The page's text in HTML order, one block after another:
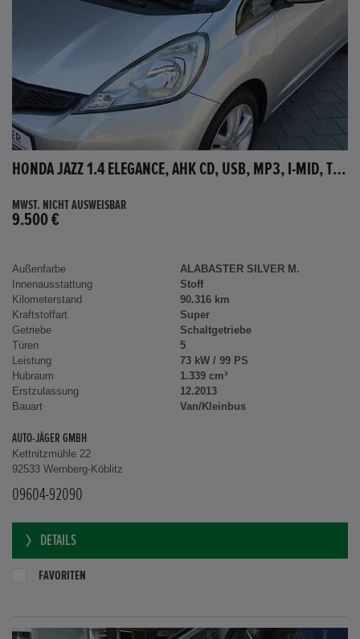
HONDA JAZZ 1.4 ELEGANCE, AHK CD, USB, MP3, I-MID, TEMPOMAT, AUX-IN
MWST. NICHT AUSWEISBAR
9.500 €
Außenfarbe
ALABASTER SILVER M.
Innenausstattung
Stoff
Kilometerstand
90.316 km
Kraftstoffart
Super
Getriebe
Schaltgetriebe
Türen
5
Leistung
73 kW / 99 PS
Hubraum
1.339 cm³
Erstzulassung
12.2013
Bauart
Van/Kleinbus
AUTO-JÄGER GMBH
Kettnitzmühle 22
92533 Wernberg-Köblitz
09604-92090
DETAILS
FAVORITEN